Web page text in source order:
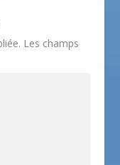
Les champs